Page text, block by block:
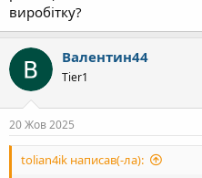
виробітку?
Валентин44
Tier1
20 Жов 2025
tolian4ik написав(-ла):